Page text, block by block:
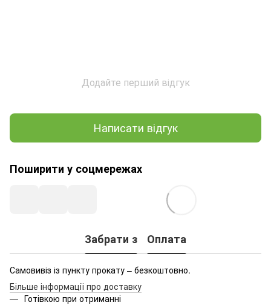
Додайте перший відгук
Написати відгук
Поширити у соцмережах
Забрати з Оплата
Самовивіз із пункту прокату – безкоштовно.
Більше інформації про доставку
Готівкою при отриманні